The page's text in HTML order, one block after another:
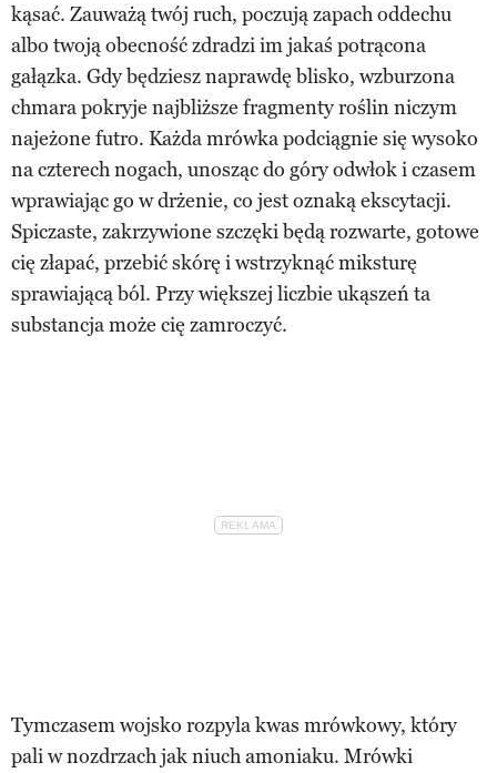
kąsać. Zauważą twój ruch, poczują zapach oddechu
albo twoją obecność zdradzi im jakaś potrącona
gałązka. Gdy będziesz naprawdę blisko, wzburzona
chmara pokryje najbliższe fragmenty roślin niczym
najeżone futro. Każda mrówka podciągnie się wysoko
na czterech nogach, unosząc do góry odwłok i czasem
wprawiając go w drżenie, co jest oznaką ekscytacji.
Spiczaste, zakrzywione szczęki będą rozwarte, gotowe
cię złapać, przebić skórę i wstrzyknąć miksturę
sprawiającą ból. Przy większej liczbie ukąszeń ta
substancja może cię zamroczyć.
Tymczasem wojsko rozpyla kwas mrówkowy, który
pali w nozdrzach jak niuch amoniaku. Mrówki